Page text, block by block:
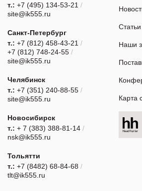
т.: +7 (495) 134-53-21 /
site@ik555.ru
Санкт-Петербург
т.: +7 (812) 458-43-21 /
+7 (812) 748-24-55 /
site@ik555.ru
Челябинск
т.: +7 (351) 240-88-55 /
site@ik555.ru
Новосибирск
т.: + 7 (383) 388-81-14 /
nsk@ik555.ru
Тольятти
т.: +7 (8482) 68-84-68 /
tlt@ik555.ru
Статьи
Наши
Карта